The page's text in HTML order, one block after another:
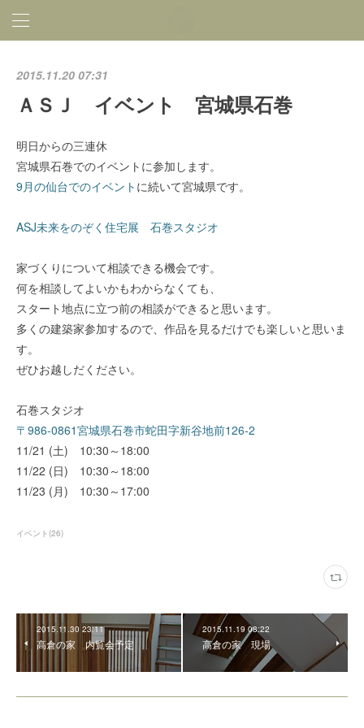
2015.11.20 07:31
ＡＳＪ イベント 宮城県石巻
明日からの三連休
宮城県石巻でのイベントに参加します。
9月の仙台でのイベント に続いて宮城県です。
ASJ未来をのぞく住宅展 石巻スタジオ
家づくりについて相談できる機会です。
何を相談してよいかもわからなくても、
スタート地点に立つ前の相談ができると思います。
多くの建築家参加するので、作品を見るだけでも楽しいと思いま
す。
ぜひお越しだください。
石巻スタジオ
〒986-0861宮城県石巻市蛇田字新谷地前126-2
11/21 (土) 10:30～18:00
11/22 (日) 10:30～18:00
11/23 (月) 10:30～17:00
イベント (26)
2015.11.30 23:11
高倉の家 内覧会予定
2015.11.19 08:22
高倉の家 現場